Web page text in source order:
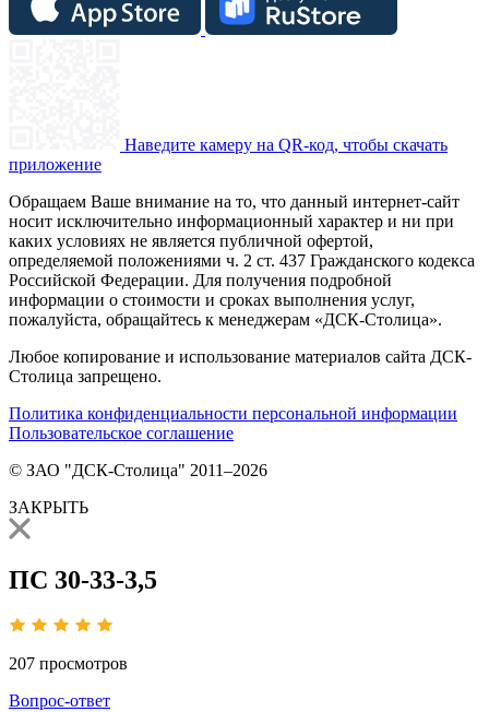
Наведите камеру на QR-код, чтобы скачать
приложение
Обращаем Ваше внимание на то, что данный интернет-сайт
носит исключительно информационный характер и ни при
каких условиях не является публичной офертой,
определяемой положениями ч. 2 ст. 437 Гражданского кодекса
Российской Федерации. Для получения подробной
информации о стоимости и сроках выполнения услуг,
пожалуйста, обращайтесь к менеджерам «ДСК-Столица».
Любое копирование и использование материалов сайта ДСК-
Столица запрещено.
Политика конфиденциальности персональной информации
Пользовательское соглашение
© ЗАО "ДСК-Столица" 2011–2026
ЗАКРЫТЬ
ПС 30-33-3,5
207 просмотров
Вопрос-ответ